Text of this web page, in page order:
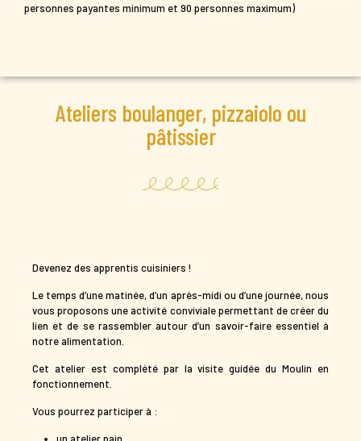
personnes payantes minimum et 90 personnes maximum)
Ateliers boulanger, pizzaiolo ou
pâtissier
Devenez des apprentis cuisiniers !
Le temps d’une matinée, d’un après-midi ou d’une journée, nous
vous proposons une activité conviviale permettant de créer du
lien et de se rassembler autour d’un savoir-faire essentiel à
notre alimentation.
Cet atelier est complété par la visite guidée du Moulin en
fonctionnement.
Vous pourrez participer à :
un atelier pain